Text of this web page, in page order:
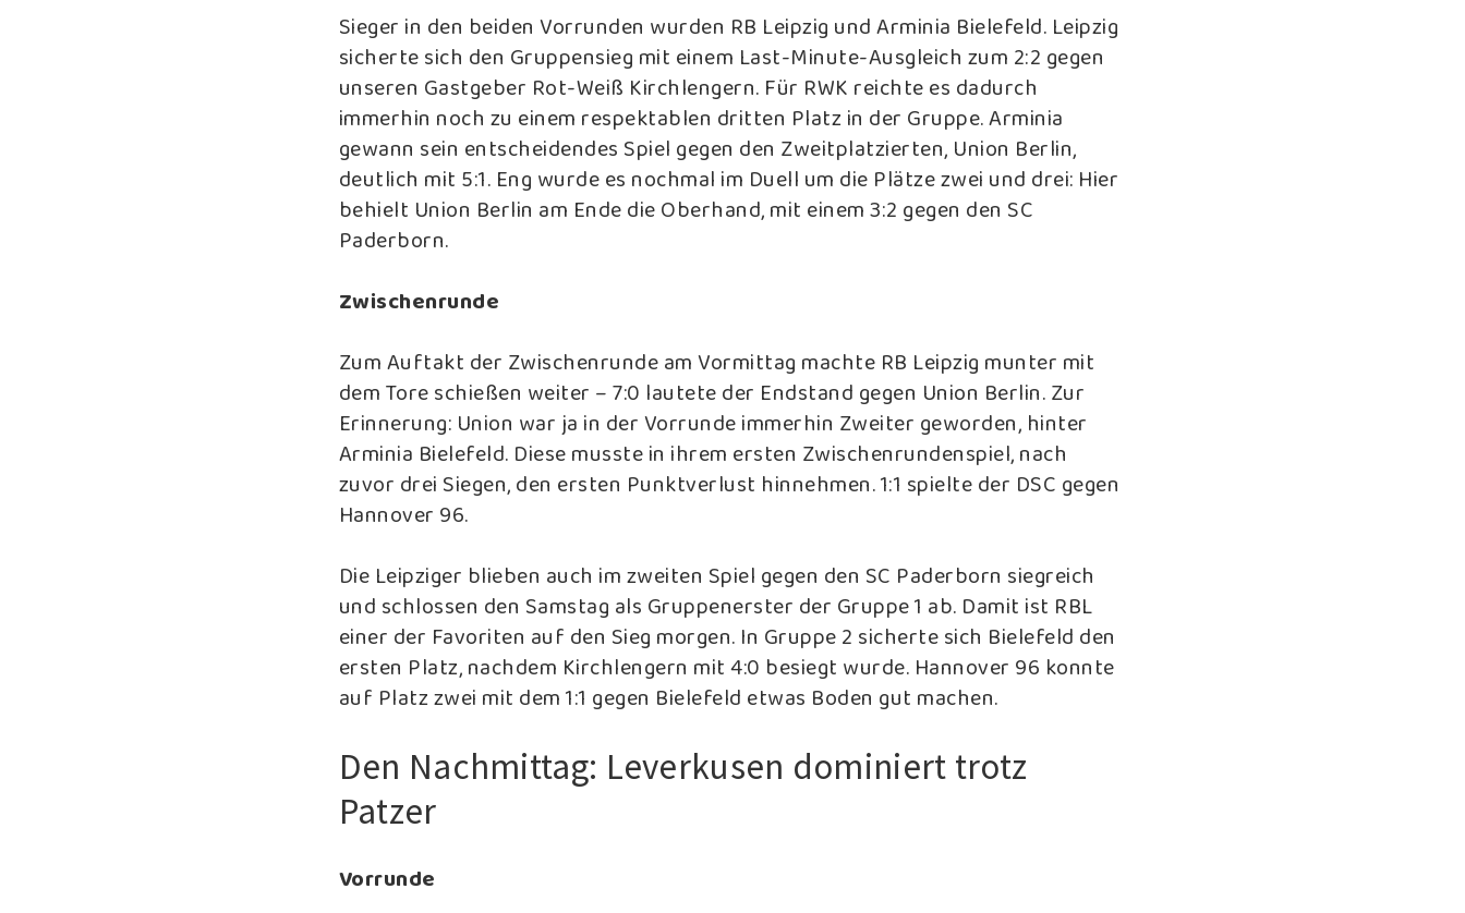
Sieger in den beiden Vorrunden wurden RB Leipzig und Arminia Bielefeld. Leipzig
sicherte sich den Gruppensieg mit einem Last-Minute-Ausgleich zum 2:2 gegen
unseren Gastgeber Rot-Weiß Kirchlengern. Für RWK reichte es dadurch
immerhin noch zu einem respektablen dritten Platz in der Gruppe. Arminia
gewann sein entscheidendes Spiel gegen den Zweitplatzierten, Union Berlin,
deutlich mit 5:1. Eng wurde es nochmal im Duell um die Plätze zwei und drei: Hier
behielt Union Berlin am Ende die Oberhand, mit einem 3:2 gegen den SC
Paderborn.
Zwischenrunde
Zum Auftakt der Zwischenrunde am Vormittag machte RB Leipzig munter mit
dem Tore schießen weiter – 7:0 lautete der Endstand gegen Union Berlin. Zur
Erinnerung: Union war ja in der Vorrunde immerhin Zweiter geworden, hinter
Arminia Bielefeld. Diese musste in ihrem ersten Zwischenrundenspiel, nach
zuvor drei Siegen, den ersten Punktverlust hinnehmen. 1:1 spielte der DSC gegen
Hannover 96.
Die Leipziger blieben auch im zweiten Spiel gegen den SC Paderborn siegreich
und schlossen den Samstag als Gruppenerster der Gruppe 1 ab. Damit ist RBL
einer der Favoriten auf den Sieg morgen. In Gruppe 2 sicherte sich Bielefeld den
ersten Platz, nachdem Kirchlengern mit 4:0 besiegt wurde. Hannover 96 konnte
auf Platz zwei mit dem 1:1 gegen Bielefeld etwas Boden gut machen.
Den Nachmittag: Leverkusen dominiert trotz
Patzer
Vorrunde